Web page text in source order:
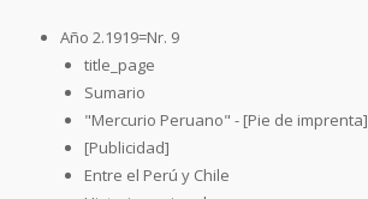
Año 2.1919=Nr. 9
title_page
Sumario
"Mercurio Peruano" - [Pie de imprenta]
[Publicidad]
Entre el Perú y Chile